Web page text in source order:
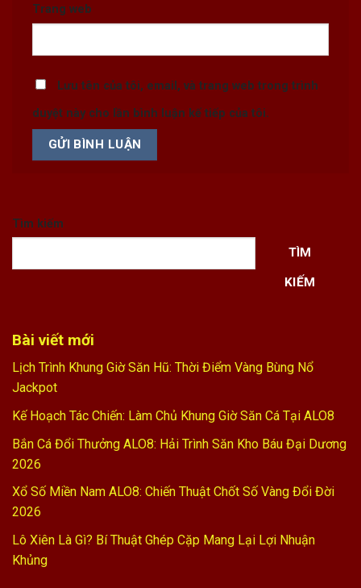
Trang web
Lưu tên của tôi, email, và trang web trong trình
duyệt này cho lần bình luận kế tiếp của tôi.
Tìm kiếm
TÌM
KIẾM
Bài viết mới
Lịch Trình Khung Giờ Săn Hũ: Thời Điểm Vàng Bùng Nổ
Jackpot
Kế Hoạch Tác Chiến: Làm Chủ Khung Giờ Săn Cá Tại ALO8
Bắn Cá Đổi Thưởng ALO8: Hải Trình Săn Kho Báu Đại Dương
2026
Xổ Số Miền Nam ALO8: Chiến Thuật Chốt Số Vàng Đổi Đời
2026
Lô Xiên Là Gì? Bí Thuật Ghép Cặp Mang Lại Lợi Nhuận
Khủng